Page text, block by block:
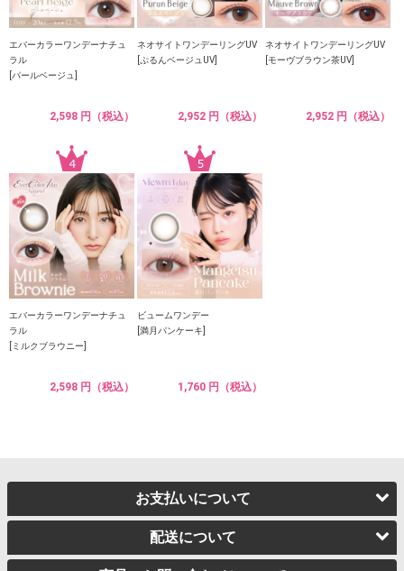
エバーカラーワンデーナチュ
ラル
[パールベージュ]
2,598 円（税込）
ネオサイトワンデーリングUV
[ぷるんベージュUV]
2,952 円（税込）
ネオサイトワンデーリングUV
[モーヴブラウン茶UV]
2,952 円（税込）
エバーカラーワンデーナチュ
ラル
[ミルクブラウニー]
2,598 円（税込）
ビュームワンデー
[満月パンケーキ]
1,760 円（税込）
お支払いについて
配送について